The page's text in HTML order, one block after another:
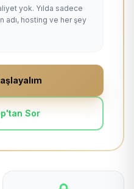
yok. Yılda sadece
adı, hosting ve her şey
Sor